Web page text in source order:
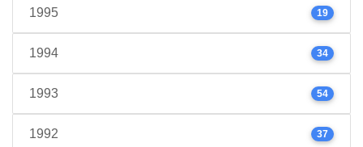
1995 19
1994 34
1993 54
1992 37